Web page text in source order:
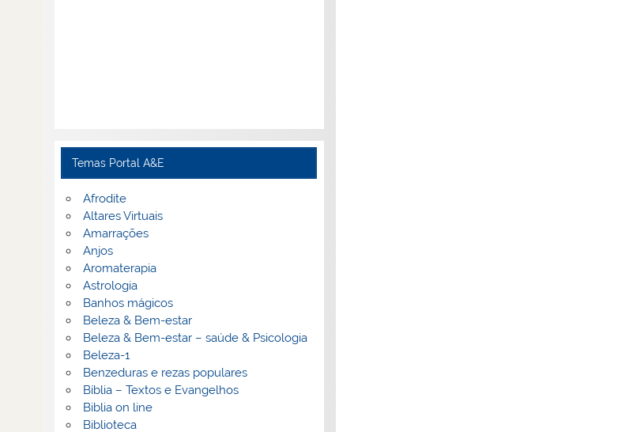
Temas Portal A&E
Afrodite
Altares Virtuais
Amarrações
Anjos
Aromaterapia
Astrologia
Banhos mágicos
Beleza & Bem-estar
Beleza & Bem-estar – saúde & Psicologia
Beleza-1
Benzeduras e rezas populares
Bíblia – Textos e Evangelhos
Biblia on line
Biblioteca